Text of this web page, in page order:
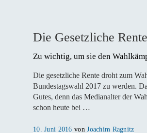
Die Gesetzliche Rente
Zu wichtig, um sie den
Die gesetzliche Rente droht zum
Bundestagswahl 2017 zu werden.
Gutes, denn das Medianalter der
schon heute bei …
Veröffentlicht
10. Juni 2016 vonJoachim Ragnitz